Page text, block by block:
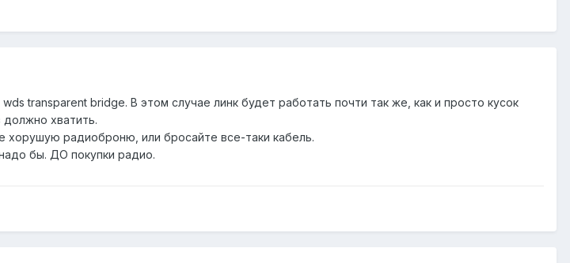
transparent bridge. В этом случае линк будет работать почти так же, как и просто кусок
должно хватить.
хорушую радиоброню, или бросайте все-таки кабель.
бы. ДО покупки радио.